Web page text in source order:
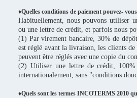
♦Quelles conditions de paiement pouvez-
Habituellement, nous pouvons utiliser
ou une lettre de crédit, et parfois nous
(1) Par virement bancaire, 30% de
est réglé avant la livraison, les clients
peuvent être réglés avec une copie du
(2) Utiliser une lettre de crédit, 100%
internationalement, sans "conditions
♦Quels sont les termes INCOTERMS 2010